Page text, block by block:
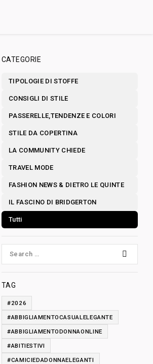
CATEGORIE
TIPOLOGIE DI STOFFE
CONSIGLI DI STILE
PASSERELLE,TENDENZE E COLORI
STILE DA COPERTINA
LA COMMUNITY CHIEDE
TRAVEL MODE
FASHION NEWS & DIETRO LE QUINTE
IL FASCINO DI BRIDGERTON
Tutti
TAG
#2026
#ABBIGLIAMENTOCASUALELEGANTE
#ABBIGLIAMENTODONNAONLINE
#ABITIESTIVI
#CAMICIEDADONNAELEGANTI